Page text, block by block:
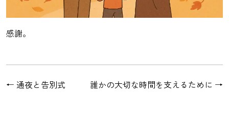
感謝。
← 通夜と告別式 誰かの大切な時間を支えるために →